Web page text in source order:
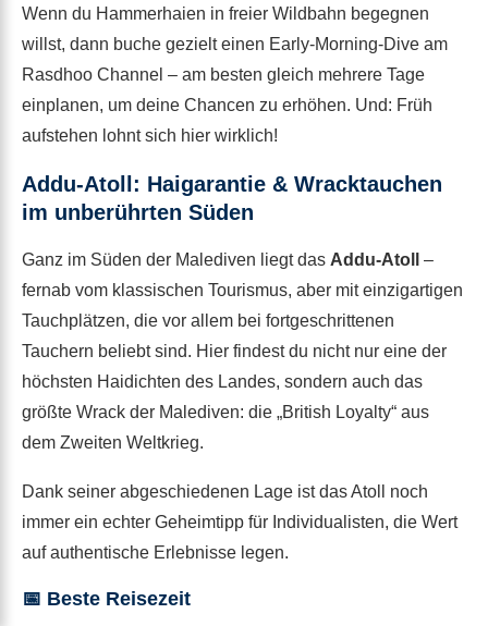
Wenn du Hammerhaien in freier Wildbahn begegnen
willst, dann buche gezielt einen Early-Morning-Dive am
Rasdhoo Channel – am besten gleich mehrere Tage
einplanen, um deine Chancen zu erhöhen. Und: Früh
aufstehen lohnt sich hier wirklich!
Addu-Atoll: Haigarantie & Wracktauchen
im unberührten Süden
Ganz im Süden der Malediven liegt das Addu-Atoll
–
fernab vom klassischen Tourismus, aber mit einzigartigen
Tauchplätzen, die vor allem bei fortgeschrittenen
Tauchern beliebt sind. Hier findest du nicht nur eine der
höchsten Haidichten des Landes, sondern auch das
größte Wrack der Malediven: die „British Loyalty“ aus
dem Zweiten Weltkrieg.
Dank seiner abgeschiedenen Lage ist das Atoll noch
immer ein echter Geheimtipp für Individualisten, die Wert
auf authentische Erlebnisse legen.
📅 Beste Reisezeit